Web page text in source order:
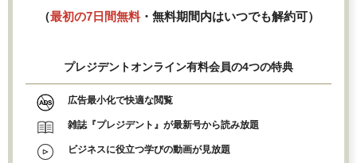
（最初の7日間無料・無料期間内はいつでも解約可）
プレジデントオンライン有料会員の4つの特典
広告最小化で快適な閲覧
雑誌『プレジデント』が最新号から読み放題
ビジネスに役立つ学びの動画が見放題